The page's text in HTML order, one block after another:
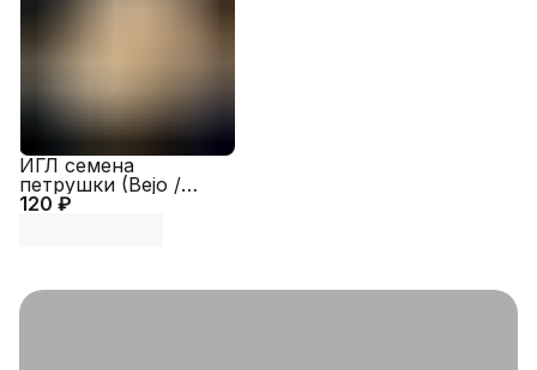
120 ₽
ИГЛ семена
петрушки (Bejo /
ALEXAGRO)